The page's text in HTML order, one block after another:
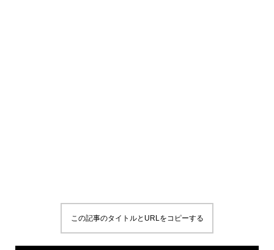
この記事のタイトルとURLをコピーする